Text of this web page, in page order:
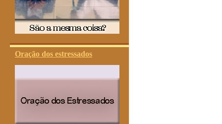
Oração dos estressados